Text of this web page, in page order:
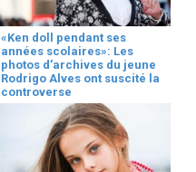
«Ken doll pendant ses
années scolaires»: Les
photos d’archives du jeune
Rodrigo Alves ont suscité la
controverse